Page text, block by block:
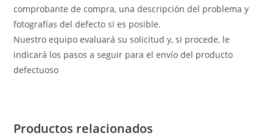
comprobante de compra, una descripción del problema y
fotografías del defecto si es posible.
Nuestro equipo evaluará su solicitud y, si procede, le
indicará los pasos a seguir para el envío del producto
defectuoso
Productos relacionados